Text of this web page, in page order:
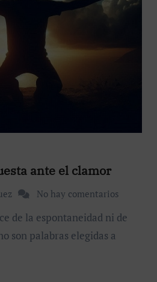
ante el clamor
No hay comentarios
son palabras elegidas a